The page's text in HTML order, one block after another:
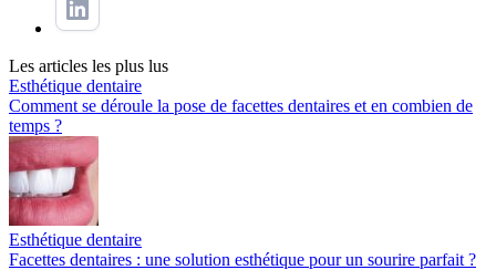
Les articles les plus lus
Esthétique dentaire
Comment se déroule la pose de facettes dentaires et en combien de
temps ?
Esthétique dentaire
Facettes dentaires : une solution esthétique pour un sourire parfait ?